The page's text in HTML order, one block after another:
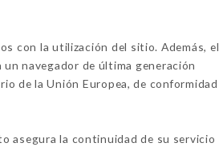
con la utilización del sitio. Además, el
navegador de última generación
de la Unión Europea, de conformidad
asegura la continuidad de su servicio